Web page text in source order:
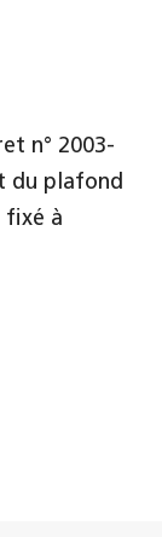
n° 2003-
du plafond
fixé à